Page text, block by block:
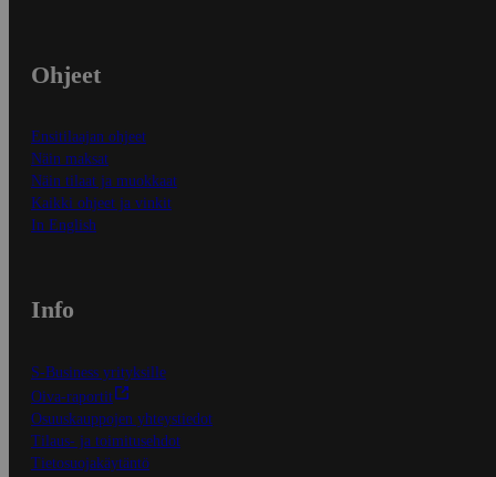
Ohjeet
Ensitilaajan ohjeet
Näin maksat
Näin tilaat ja muokkaat
Kaikki ohjeet ja vinkit
In English
Info
S-Business yrityksille
Oiva-raportit
Osuuskauppojen yhteystiedot
Tilaus- ja toimitusehdot
Tietosuojakäytäntö